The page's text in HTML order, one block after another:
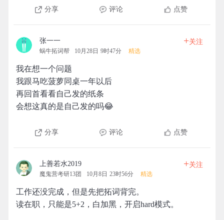
分享 评论 点赞
张一一
蜗牛拓词帮 10月28日 9时47分 精选
+关注
我在想一个问题
我跟马吃菠萝同桌一年以后
再回首看看自己发的纸条
会想这真的是自己发的吗😂
分享 评论 点赞
上善若水2019
魔鬼营考研13团 10月8日 23时56分 精选
+关注
工作还没完成，但是先把拓词背完。
读在职，只能是5+2，白加黑，开启hard模式。